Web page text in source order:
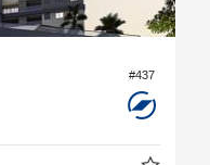
#437